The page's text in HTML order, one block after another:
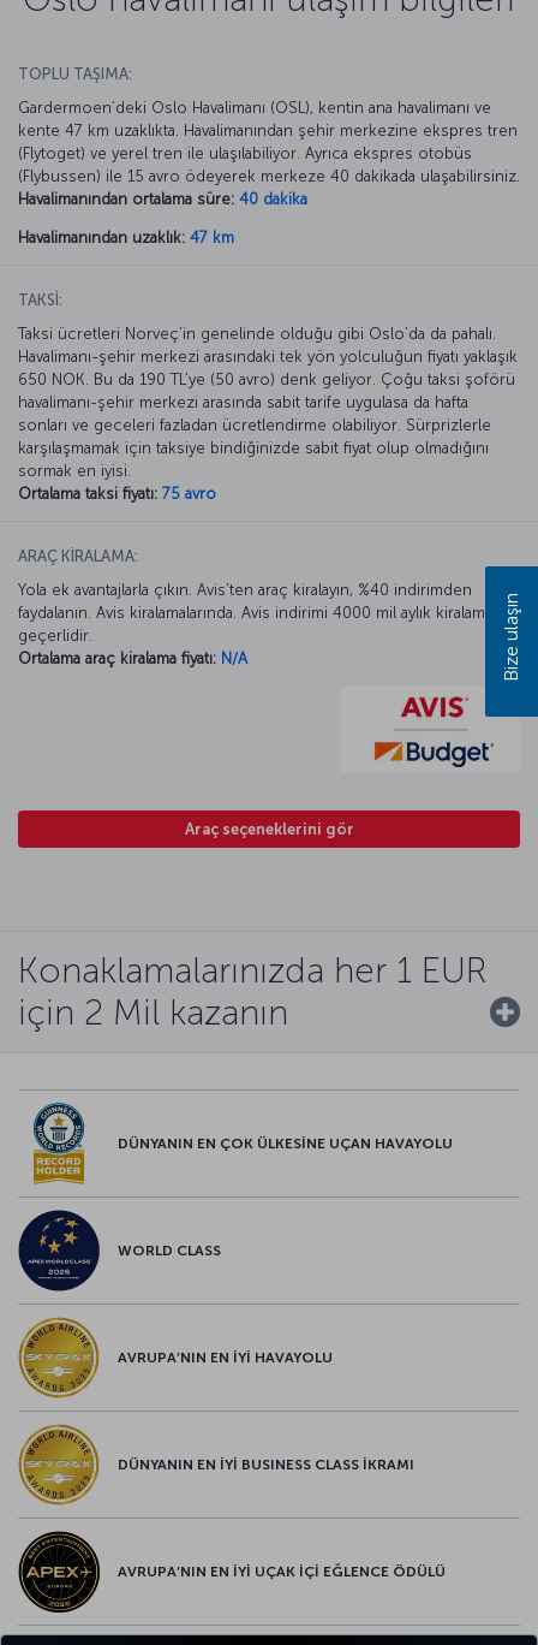
TOPLU TAŞIMA:
Gardermoen’deki Oslo Havalimanı (OSL), kentin ana havalimanı ve
kente 47 km uzaklıkta. Havalimanından şehir merkezine ekspres tren
(Flytoget) ve yerel tren ile ulaşılabiliyor. Ayrıca ekspres otobüs
(Flybussen) ile 15 avro ödeyerek merkeze 40 dakikada ulaşabilirsiniz.
Havalimanından ortalama süre: 40 dakika
Havalimanından uzaklık: 47 km
TAKSİ:
Taksi ücretleri Norveç’in genelinde olduğu gibi Oslo’da da pahalı.
Havalimanı-şehir merkezi arasındaki tek yön yolculuğun fiyatı yaklaşık
650 NOK. Bu da 190 TL’ye (50 avro) denk geliyor. Çoğu taksi şoförü
havalimanı-şehir merkezi arasında sabit tarife uygulasa da hafta
sonları ve geceleri fazladan ücretlendirme olabiliyor. Sürprizlerle
karşılaşmamak için taksiye bindiğinizde sabit fiyat olup olmadığını
sormak en iyisi.
Ortalama taksi fiyatı: 75 avro
ARAÇ KİRALAMA:
Yola ek avantajlarla çıkın. Avis’ten araç kiralayın, %40 indirimden
faydalanın. Avis kiralamalarında. Avis indirimi 4000 mil aylık kiralamada
geçerlidir.
Ortalama araç kiralama fiyatı: N/A
Araç seçeneklerini gör
Konaklamalarınızda her 1 EUR
için 2 Mil kazanın
DÜNYANIN EN ÇOK ÜLKESİNE UÇAN HAVAYOLU
WORLD CLASS
AVRUPA’NIN EN İYİ HAVAYOLU
DÜNYANIN EN İYİ BUSINESS CLASS İKRAMI
AVRUPA’NIN EN İYİ UÇAK İÇİ EĞLENCE ÖDÜLÜ
Bize ulaşın